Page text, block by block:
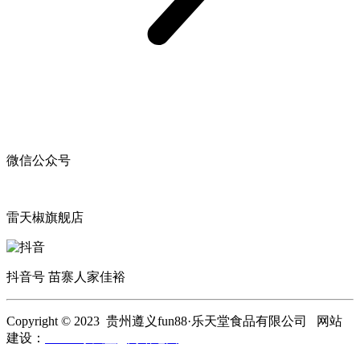
微信公众号
雷天椒旗舰店
抖音号 苗寨人家佳裕
Copyright © 2023 贵州遵义fun88·乐天堂食品有限公司 网站
建设：